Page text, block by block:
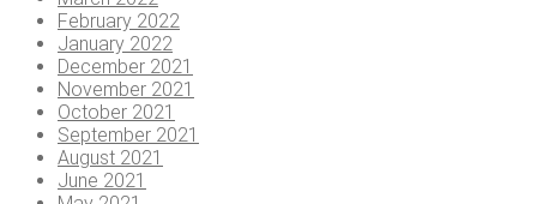
February 2022
January 2022
December 2021
November 2021
October 2021
September 2021
August 2021
June 2021